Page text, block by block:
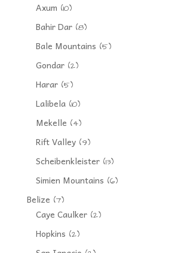
Axum (10)
Bahir Dar(8)
Bale Mountains (5)
Gondar(2)
Harar(5)
Lalibela(10)
Mekelle (4)
Rift Valley(9)
Scheibenkleister(13)
Simien Mountains (6)
Belize (7)
Caye Caulker(2)
Hopkins (2)